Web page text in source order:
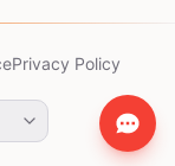
Privacy Policy